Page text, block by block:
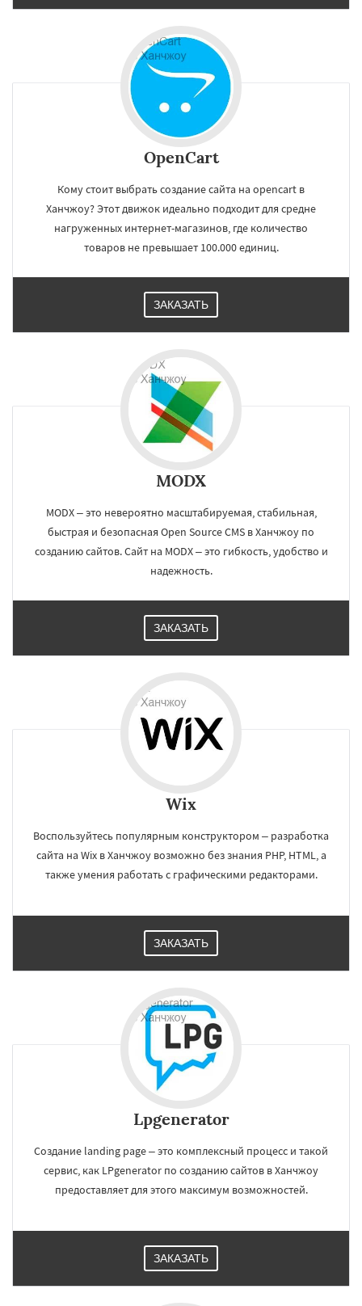
OpenCart
Кому стоит выбрать создание сайта на opencart в
Ханчжоу? Этот движок идеально подходит для средне
нагруженных интернет-магазинов, где количество
товаров не превышает 100.000 единиц.
ЗАКАЗАТЬ
MODX
MODX – это невероятно масштабируемая, стабильная,
быстрая и безопасная Open Source CMS в Ханчжоу по
созданию сайтов. Сайт на MODX – это гибкость, удобство и
надежность.
ЗАКАЗАТЬ
Wix
Воспользуйтесь популярным конструктором – разработка
сайта на Wix в Ханчжоу возможно без знания PHP, HTML, а
также умения работать с графическими редакторами.
ЗАКАЗАТЬ
Lpgenerator
Создание landing page – это комплексный процесс и такой
сервис, как LPgenerator по созданию сайтов в Ханчжоу
предоставляет для этого максимум возможностей.
ЗАКАЗАТЬ